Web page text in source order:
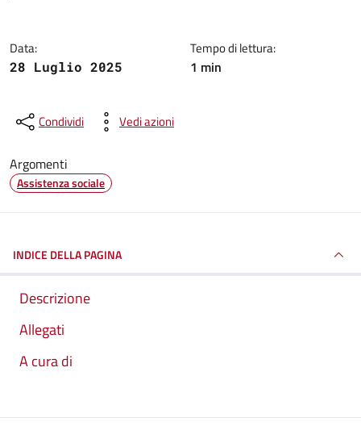
Data:
28 Luglio 2025
Tempo di lettura:
1 min
Condividi Vedi azioni
Argomenti
Assistenza sociale
INDICE DELLA PAGINA
Descrizione
Allegati
A cura di